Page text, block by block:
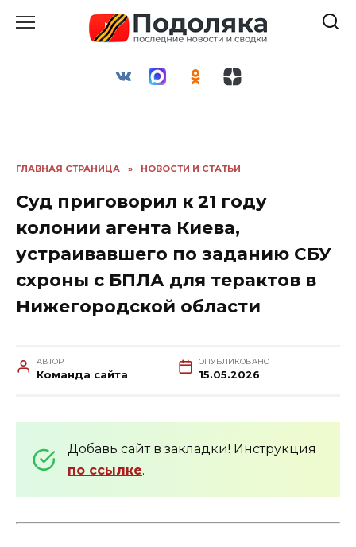
ГЛАВНАЯ СТРАНИЦА » НОВОСТИ И СТАТЬИ
Суд приговорил к 21 году
колонии агента Киева,
устраивавшего по заданию СБУ
схроны с БПЛА для терактов в
Нижегородской области
АВТОР
Команда сайта
ОПУБЛИКОВАНО
15.05.2026
Добавь сайт в закладки! Инструкция
по ссылке.